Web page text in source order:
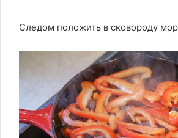
Следом положить в сковороду